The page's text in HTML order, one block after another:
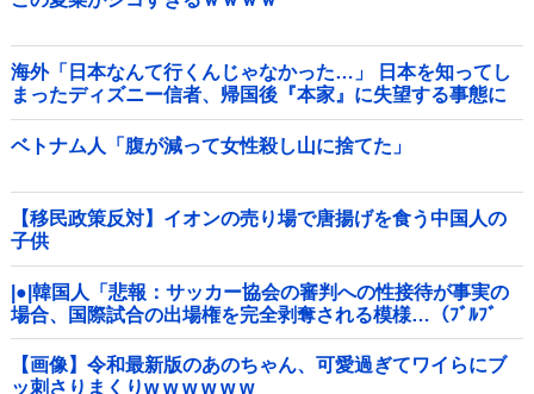
海外「日本なんて行くんじゃなかった…」 日本を知ってし
まったディズニー信者、帰国後『本家』に失望する事態に
ベトナム人「腹が減って女性殺し山に捨てた」
【移民政策反対】イオンの売り場で唐揚げを食う中国人の
子供
|●|韓国人「悲報：サッカー協会の審判への性接待が事実の
場合、国際試合の出場権を完全剥奪される模様…（ﾌﾞﾙﾌﾞ
ﾙ」＝韓国の反応
【画像】令和最新版のあのちゃん、可愛過ぎてワイらにブ
ッ刺さりまくりw w w w w w